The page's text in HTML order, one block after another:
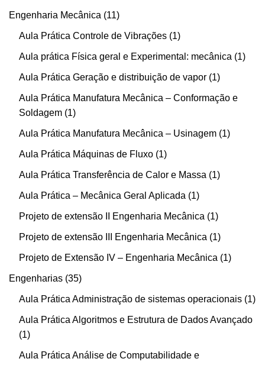
Engenharia Mecânica 11
Aula Prática Controle de Vibrações 1
Aula prática Física geral e Experimental: mecânica 1
Aula Prática Geração e distribuição de vapor 1
Aula Prática Manufatura Mecânica – Conformação e
Soldagem 1
Aula Prática Manufatura Mecânica – Usinagem 1
Aula Prática Máquinas de Fluxo 1
Aula Prática Transferência de Calor e Massa 1
Aula Prática – Mecânica Geral Aplicada 1
Projeto de extensão II Engenharia Mecânica 1
Projeto de extensão III Engenharia Mecânica 1
Projeto de Extensão IV – Engenharia Mecânica 1
Engenharias 35
Aula Prática Administração de sistemas operacionais 1
Aula Prática Algoritmos e Estrutura de Dados Avançado
1
Aula Prática Análise de Computabilidade e